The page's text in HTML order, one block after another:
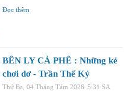
Đọc thêm
BÊN LY CÀ PHÊ : Những kẻ
chơi dơ - Trần Thế Kỷ
Thứ Ba, 04 Tháng Tám 2026 5:31 SA